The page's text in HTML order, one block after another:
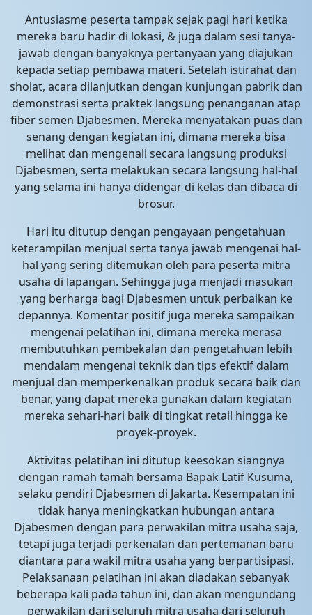
Antusiasme peserta tampak sejak pagi hari ketika
mereka baru hadir di lokasi, & juga dalam sesi tanya-
jawab dengan banyaknya pertanyaan yang diajukan
kepada setiap pembawa materi. Setelah istirahat dan
sholat, acara dilanjutkan dengan kunjungan pabrik dan
demonstrasi serta praktek langsung penanganan atap
fiber semen Djabesmen. Mereka menyatakan puas dan
senang dengan kegiatan ini, dimana mereka bisa
melihat dan mengenali secara langsung produksi
Djabesmen, serta melakukan secara langsung hal-hal
yang selama ini hanya didengar di kelas dan dibaca di
brosur.
Hari itu ditutup dengan pengayaan pengetahuan
keterampilan menjual serta tanya jawab mengenai hal-
hal yang sering ditemukan oleh para peserta mitra
usaha di lapangan. Sehingga juga menjadi masukan
yang berharga bagi Djabesmen untuk perbaikan ke
depannya. Komentar positif juga mereka sampaikan
mengenai pelatihan ini, dimana mereka merasa
membutuhkan pembekalan dan pengetahuan lebih
mendalam mengenai teknik dan tips efektif dalam
menjual dan memperkenalkan produk secara baik dan
benar, yang dapat mereka gunakan dalam kegiatan
mereka sehari-hari baik di tingkat retail hingga ke
proyek-proyek.
Aktivitas pelatihan ini ditutup keesokan siangnya
dengan ramah tamah bersama Bapak Latif Kusuma,
selaku pendiri Djabesmen di Jakarta. Kesempatan ini
tidak hanya meningkatkan hubungan antara
Djabesmen dengan para perwakilan mitra usaha saja,
tetapi juga terjadi perkenalan dan pertemanan baru
diantara para wakil mitra usaha yang berpartisipasi.
Pelaksanaan pelatihan ini akan diadakan sebanyak
beberapa kali pada tahun ini, dan akan mengundang
perwakilan dari seluruh mitra usaha dari seluruh